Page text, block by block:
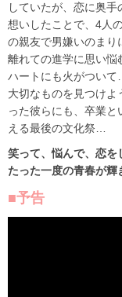
していたが、恋に奥
想いしたことで、 4人
の親友で男嫌いのまり
離れての進学に思い悩
ハートにも火がつい
大切なものを見つけ
った彼らにも、卒業
える最後の文化祭…
笑って、悩んで、恋
たった一度の青春が輝
■予告